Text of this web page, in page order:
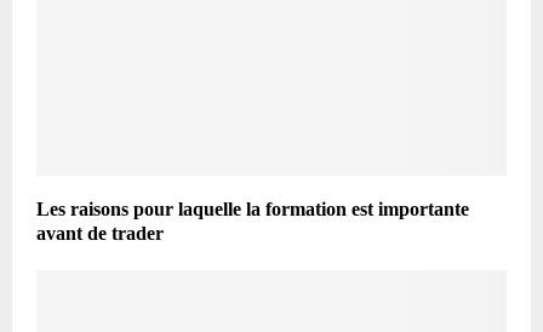
Les raisons pour laquelle la formation est importante
avant de trader